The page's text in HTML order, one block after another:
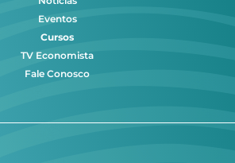
Eventos
Cursos
TV Economista
Fale Conosco